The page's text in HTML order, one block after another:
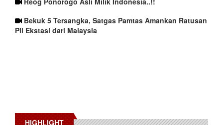
Bekuk 5 Tersangka, Satgas Pamtas Amankan Ratusan
Pil Ekstasi dari Malaysia
HIGHLIGHT